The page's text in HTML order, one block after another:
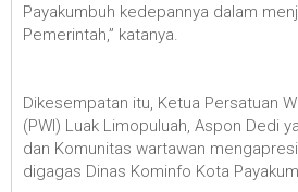
Payakumbuh kedepannya dalam
Pemerintah,” katanya.
Dikesempatan itu, Ketua Persatuan
(PWI) Luak Limopuluah, Aspon Dedi
dan Komunitas wartawan
digagas Dinas Kominfo Kota